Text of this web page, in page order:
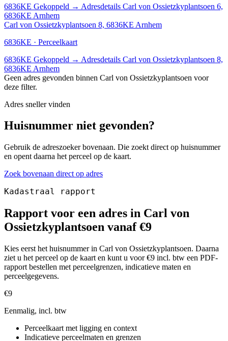
6836KE Gekoppeld → Adresdetails Carl von Ossietzkyplantsoen 6,
6836KE Arnhem
Carl von Ossietzkyplantsoen 8, 6836KE Arnhem
6836KE · Perceelkaart
6836KE Gekoppeld → Adresdetails Carl von Ossietzkyplantsoen 8,
6836KE Arnhem
Geen adres gevonden binnen Carl von Ossietzkyplantsoen voor
deze filter.
Adres sneller vinden
Huisnummer niet gevonden?
Gebruik de adreszoeker bovenaan. Die zoekt direct op huisnummer
en opent daarna het perceel op de kaart.
Zoek bovenaan direct op adres
Kadastraal rapport
Rapport voor een adres in Carl von
Ossietzkyplantsoen vanaf €9
Kies eerst het huisnummer in Carl von Ossietzkyplantsoen. Daarna
ziet u het perceel op de kaart en kunt u voor €9 incl. btw een PDF-
rapport bestellen met perceelgrenzen, indicatieve maten en
perceelgegevens.
€9
Eenmalig, incl. btw
Perceelkaart met ligging en context
Indicatieve perceelmaten en grenzen